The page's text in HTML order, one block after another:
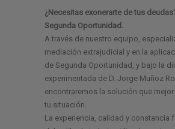
¿Necesitas exonerarte de tus
Segunda Oportunidad.
A través de nuestro equipo,
mediación extrajudicial y en la
de Segunda Oportunidad, y bajo la
experimentada de D. Jorge Muñoz
encontraremos la solución que mejor
tu situación.
La experiencia, calidad y constancia